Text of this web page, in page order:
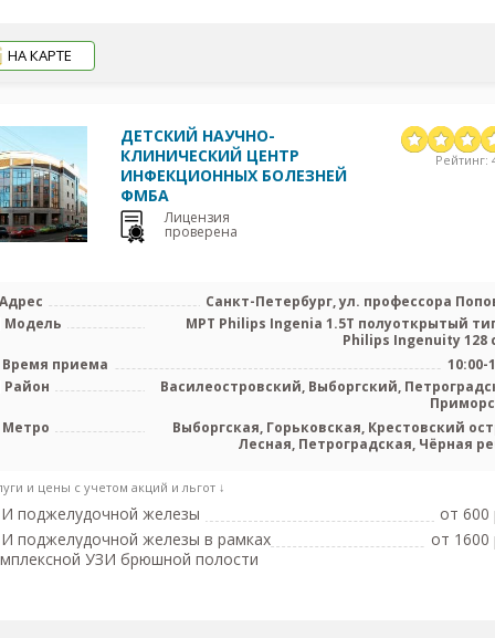
НА КАРТЕ
ДЕТСКИЙ НАУЧНО-
КЛИНИЧЕСКИЙ ЦЕНТР
ИНФЕКЦИОННЫХ БОЛЕЗНЕЙ
ФМБА
Лицензия
проверена
Рейтинг:
Санкт-Петербург, ул. профессора
Модель
МРТ Philips Ingenia 1.5Т полуоткрытый
Philips Ingenuity 128
Время приема
10:00-
Район
Василеостровский, Выборгский,
Метро
Выборгская, Горьковская, Крестовский
Лесная, Петроградская, Чёрная
и цены с учетом акций и льгот ↓
поджелудочной железы
от 600
поджелудочной железы в рамках
УЗИ брюшной полости
от 1600